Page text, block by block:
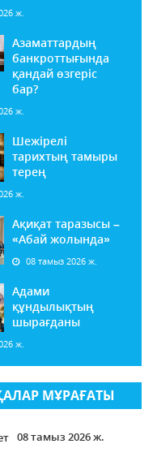
ж.
Азаматтардың
банкроттығында
қандай өзгеріс
бар?
ж.
Шежірелі
тарихтың тамыры
терең
ж.
Ақиқат таразысы –
«Абай жолында»
08 тамыз 2026 ж.
Адами
құндылықтың
шырағданы
ж.
МҰРАҒАТЫ
08 тамыз 2026 ж.